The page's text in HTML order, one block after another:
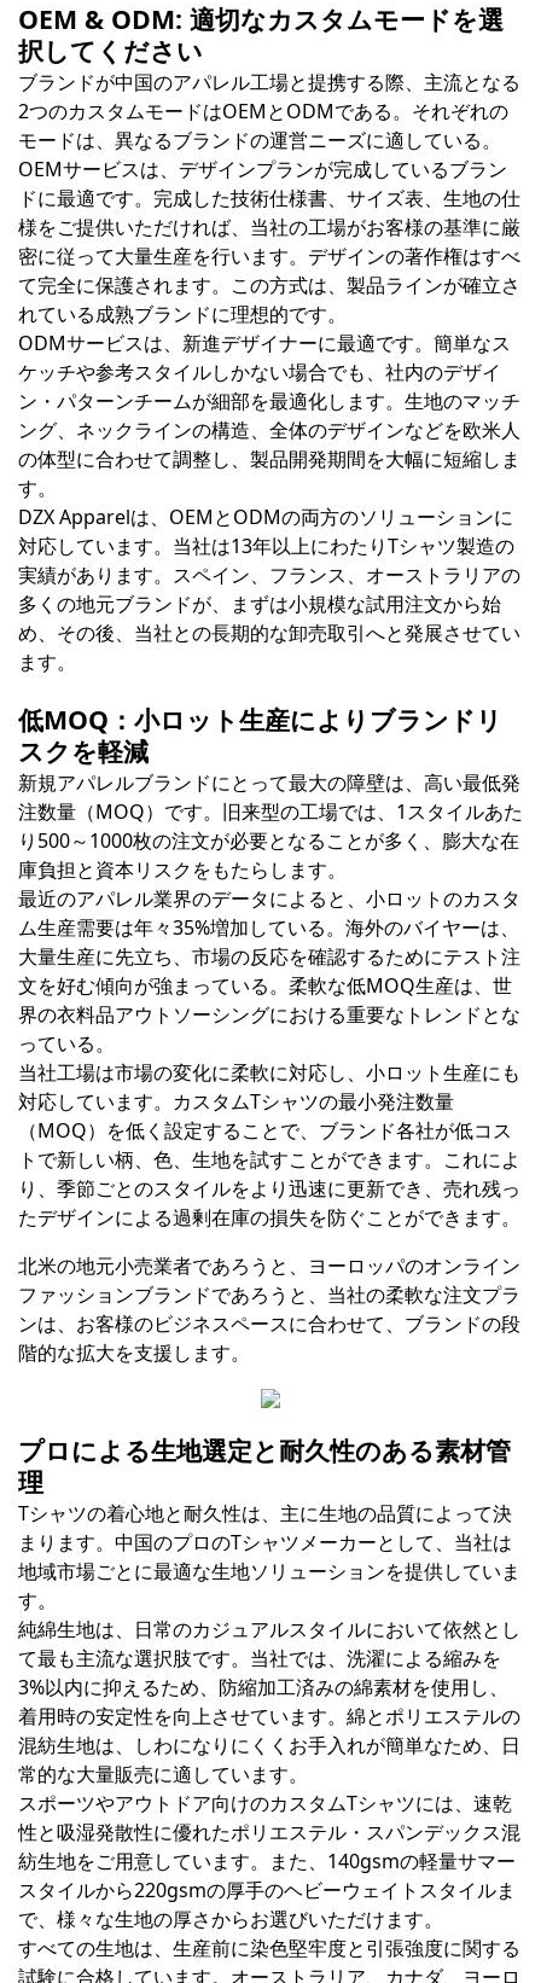
OEM & ODM: 適切なカスタムモードを選
択してください
ブランドが中国のアパレル工場と提携する際、主流となる
2つのカスタムモードはOEMとODMである。それぞれの
モードは、異なるブランドの運営ニーズに適している。
OEMサービスは、デザインプランが完成しているブラン
ドに最適です。完成した技術仕様書、サイズ表、生地の仕
様をご提供いただければ、当社の工場がお客様の基準に厳
密に従って大量生産を行います。デザインの著作権はすべ
て完全に保護されます。この方式は、製品ラインが確立さ
れている成熟ブランドに理想的です。
ODMサービスは、新進デザイナーに最適です。簡単なス
ケッチや参考スタイルしかない場合でも、社内のデザイ
ン・パターンチームが細部を最適化します。生地のマッチ
ング、ネックラインの構造、全体のデザインなどを欧米人
の体型に合わせて調整し、製品開発期間を大幅に短縮しま
す。
DZX Apparelは、OEMとODMの両方のソリューションに
対応しています。当社は13年以上にわたりTシャツ製造の
実績があります。スペイン、フランス、オーストラリアの
多くの地元ブランドが、まずは小規模な試用注文から始
め、その後、当社との長期的な卸売取引へと発展させてい
ます。
低MOQ：小ロット生産によりブランドリ
スクを軽減
新規アパレルブランドにとって最大の障壁は、高い最低発
注数量（MOQ）です。旧来型の工場では、1スタイルあた
り500～1000枚の注文が必要となることが多く、膨大な在
庫負担と資本リスクをもたらします。
最近のアパレル業界のデータによると、小ロットのカスタ
ム生産需要は年々35%増加している。海外のバイヤーは、
大量生産に先立ち、市場の反応を確認するためにテスト注
文を好む傾向が強まっている。柔軟な低MOQ生産は、世
界の衣料品アウトソーシングにおける重要なトレンドとな
っている。
当社工場は市場の変化に柔軟に対応し、小ロット生産にも
対応しています。カスタムTシャツの最小発注数量
（MOQ）を低く設定することで、ブランド各社が低コス
トで新しい柄、色、生地を試すことができます。これによ
り、季節ごとのスタイルをより迅速に更新でき、売れ残っ
たデザインによる過剰在庫の損失を防ぐことができます。
北米の地元小売業者であろうと、ヨーロッパのオンライン
ファッションブランドであろうと、当社の柔軟な注文プラ
ンは、お客様のビジネスペースに合わせて、ブランドの段
階的な拡大を支援します。
プロによる生地選定と耐久性のある素材管
理
Tシャツの着心地と耐久性は、主に生地の品質によって決
まります。中国のプロのTシャツメーカーとして、当社は
地域市場ごとに最適な生地ソリューションを提供していま
す。
純綿生地は、日常のカジュアルスタイルにおいて依然とし
て最も主流な選択肢です。当社では、洗濯による縮みを
3%以内に抑えるため、防縮加工済みの綿素材を使用し、
着用時の安定性を向上させています。綿とポリエステルの
混紡生地は、しわになりにくくお手入れが簡単なため、日
常的な大量販売に適しています。
スポーツやアウトドア向けのカスタムTシャツには、速乾
性と吸湿発散性に優れたポリエステル・スパンデックス混
紡生地をご用意しています。また、140gsmの軽量サマー
スタイルから220gsmの厚手のヘビーウェイトスタイルま
で、様々な生地の厚さからお選びいただけます。
すべての生地は、生産前に染色堅牢度と引張強度に関する
試験に合格しています。オーストラリア、カナダ、ヨーロ